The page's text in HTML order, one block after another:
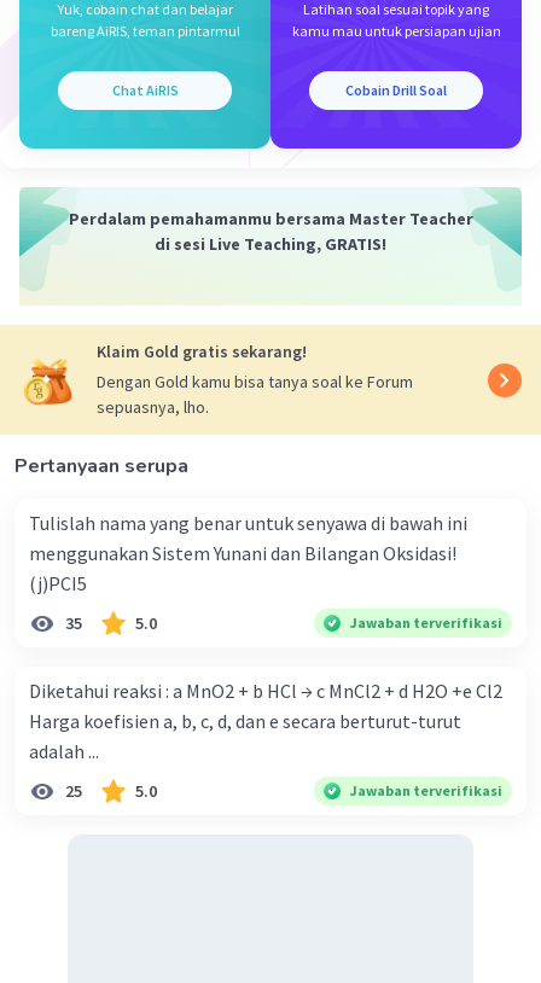
Beri Rating·5.0(2 Balas
Iklan
Yuk, cobain chat dan belajar
bareng AiRIS, teman pintarmu!
Chat AiRIS
Latihan soal sesuai topik yang
kamu mau untuk persiapan ujian
Cobain Drill Soal
Perdalam pemahamanmu bersama Master Teacher
di sesi Live Teaching, GRATIS!
Klaim Gold gratis sekarang!
Dengan Gold kamu bisa tanya soal ke Forum
sepuasnya, lho.
Pertanyaan serupa
Tulislah nama yang benar untuk senyawa di bawah ini
menggunakan Sistem Yunani dan Bilangan Oksidasi!
(j)PCI5
35 5.0 Jawaban terverifikasi
Diketahui reaksi : a MnO2 + b HCl → c MnCl2 + d H2O +e Cl2
Harga koefisien a, b, c, d, dan e secara berturut-turut
adalah ...
25 5.0 Jawaban terverifikasi